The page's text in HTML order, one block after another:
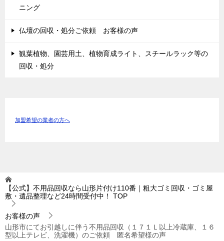
ニング
仏壇の回収・処分ご依頼 お客様の声
観葉植物、園芸用土、植物育成ライト、スチールラック等の
回収・処分
加盟希望の業者の方へ
【公式】不用品回収なら山形片付け110番｜粗大ゴミ回収・ゴミ屋
敷・遺品整理など24時間受付中！
TOP
お客様の声
山形市にてお引越しに伴う不用品回収（１７１Ｌ以上冷蔵庫、１６
型以上テレビ、洗濯機）のご依頼 匿名希望様の声